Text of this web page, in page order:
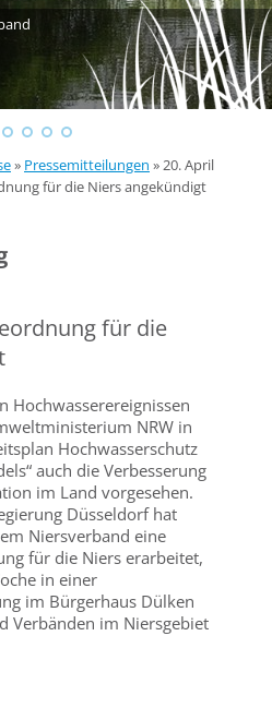
» Pressemitteilungen »20. April
für die Niers angekündigt
für die
Hochwasserereignissen
NRW in
Hochwasserschutz
auch die Verbesse­rung
im Land vorgesehen.
Düsseldorf hat
Niersverband eine
für die Niers erarbeitet,
in einer
im Bür­gerhaus Dülken
Verbänden im Niersgebiet